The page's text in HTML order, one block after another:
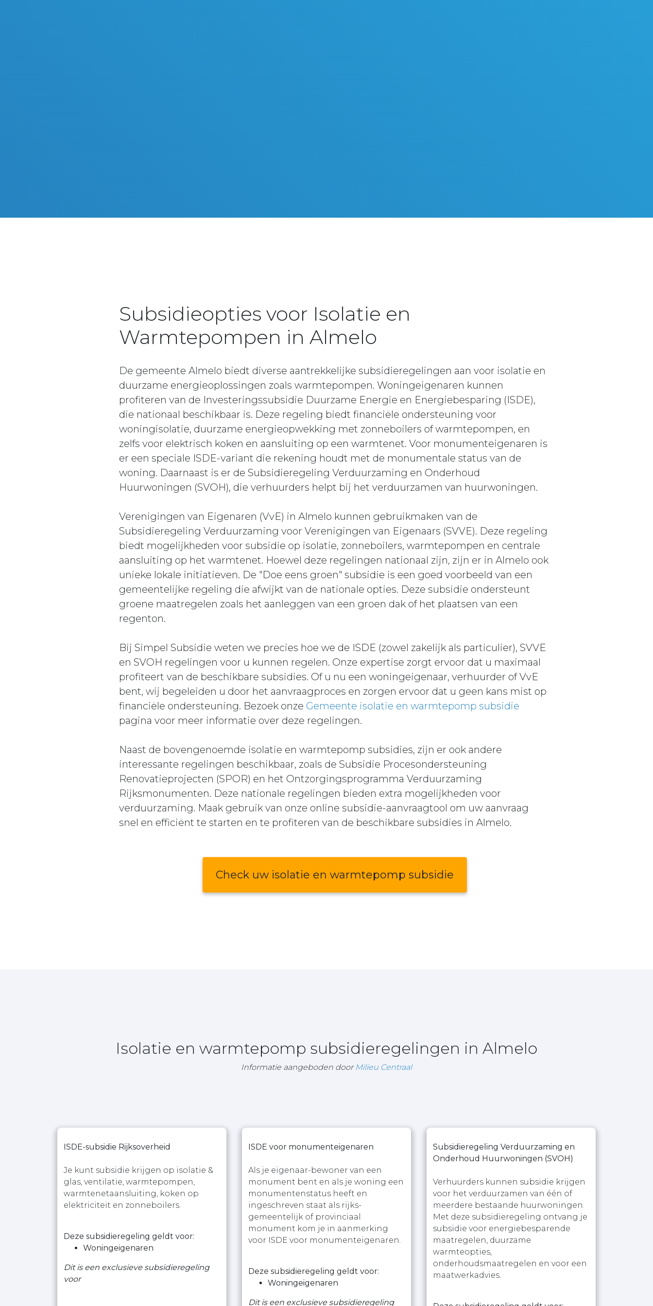
Subsidieopties voor Isolatie en
Warmtepompen in Almelo
De gemeente Almelo biedt diverse aantrekkelijke subsidieregelingen aan voor isolatie en
duurzame energieoplossingen zoals warmtepompen. Woningeigenaren kunnen
profiteren van de Investeringssubsidie Duurzame Energie en Energiebesparing (ISDE),
die nationaal beschikbaar is. Deze regeling biedt financiële ondersteuning voor
woningisolatie, duurzame energieopwekking met zonneboilers of warmtepompen, en
zelfs voor elektrisch koken en aansluiting op een warmtenet. Voor monumenteigenaren is
er een speciale ISDE-variant die rekening houdt met de monumentale status van de
woning. Daarnaast is er de Subsidieregeling Verduurzaming en Onderhoud
Huurwoningen (SVOH), die verhuurders helpt bij het verduurzamen van huurwoningen.
Verenigingen van Eigenaren (VvE) in Almelo kunnen gebruikmaken van de
Subsidieregeling Verduurzaming voor Verenigingen van Eigenaars (SVVE). Deze regeling
biedt mogelijkheden voor subsidie op isolatie, zonneboilers, warmtepompen en centrale
aansluiting op het warmtenet. Hoewel deze regelingen nationaal zijn, zijn er in Almelo ook
unieke lokale initiatieven. De "Doe eens groen" subsidie is een goed voorbeeld van een
gemeentelijke regeling die afwijkt van de nationale opties. Deze subsidie ondersteunt
groene maatregelen zoals het aanleggen van een groen dak of het plaatsen van een
regenton.
Bij Simpel Subsidie weten we precies hoe we de ISDE (zowel zakelijk als particulier), SVVE
en SVOH regelingen voor u kunnen regelen. Onze expertise zorgt ervoor dat u maximaal
profiteert van de beschikbare subsidies. Of u nu een woningeigenaar, verhuurder of VvE
bent, wij begeleiden u door het aanvraagproces en zorgen ervoor dat u geen kans mist op
financiële ondersteuning. Bezoek onze Gemeente isolatie en warmtepomp subsidie
pagina voor meer informatie over deze regelingen.
Naast de bovengenoemde isolatie en warmtepomp subsidies, zijn er ook andere
interessante regelingen beschikbaar, zoals de Subsidie Procesondersteuning
Renovatieprojecten (SPOR) en het Ontzorgingsprogramma Verduurzaming
Rijksmonumenten. Deze nationale regelingen bieden extra mogelijkheden voor
verduurzaming. Maak gebruik van onze online subsidie-aanvraagtool om uw aanvraag
snel en efficiënt te starten en te profiteren van de beschikbare subsidies in Almelo.
Check uw isolatie en warmtepomp subsidie
Isolatie en warmtepomp subsidieregelingen in Almelo
Informatie aangeboden door Milieu Centraal
ISDE-subsidie Rijksoverheid
Je kunt subsidie krijgen op isolatie &
glas, ventilatie, warmtepompen,
warmtenetaansluiting, koken op
elektriciteit en zonneboilers.
Deze subsidieregeling geldt voor:
Woningeigenaren
Dit is een exclusieve subsidieregeling
voor
ISDE voor monumenteigenaren
Als je eigenaar-bewoner van een
monument bent en als je woning een
monumentenstatus heeft en
ingeschreven staat als rijks-
gemeentelijk of provinciaal
monument kom je in aanmerking
voor ISDE voor monumenteigenaren.
Deze subsidieregeling geldt voor:
Woningeigenaren
Dit is een exclusieve subsidieregeling
Subsidieregeling Verduurzaming en
Onderhoud Huurwoningen (SVOH)
Verhuurders kunnen subsidie krijgen
voor het verduurzamen van één of
meerdere bestaande huurwoningen.
Met deze subsidieregeling ontvang je
subsidie voor energiebesparende
maatregelen, duurzame
warmteopties,
onderhoudsmaatregelen en voor een
maatwerkadvies.